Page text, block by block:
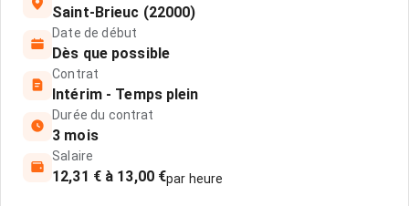
Saint-Brieuc (22000)
Date de début
Dès que possible
Contrat
Intérim - Temps plein
Durée du contrat
3 mois
Salaire
12,31 € à 13,00 €par heure